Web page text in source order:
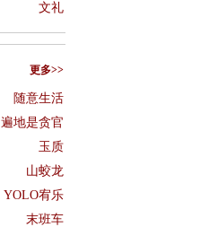
文礼
更多>>
随意生活
遍地是贪官
玉质
山蛟龙
YOLO宥乐
末班车